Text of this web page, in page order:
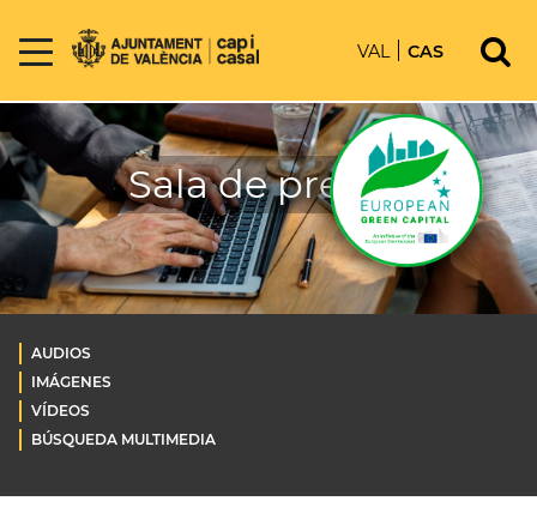
VAL CAS
Sala de prensa
AUDIOS
IMÁGENES
VÍDEOS
BÚSQUEDA MULTIMEDIA